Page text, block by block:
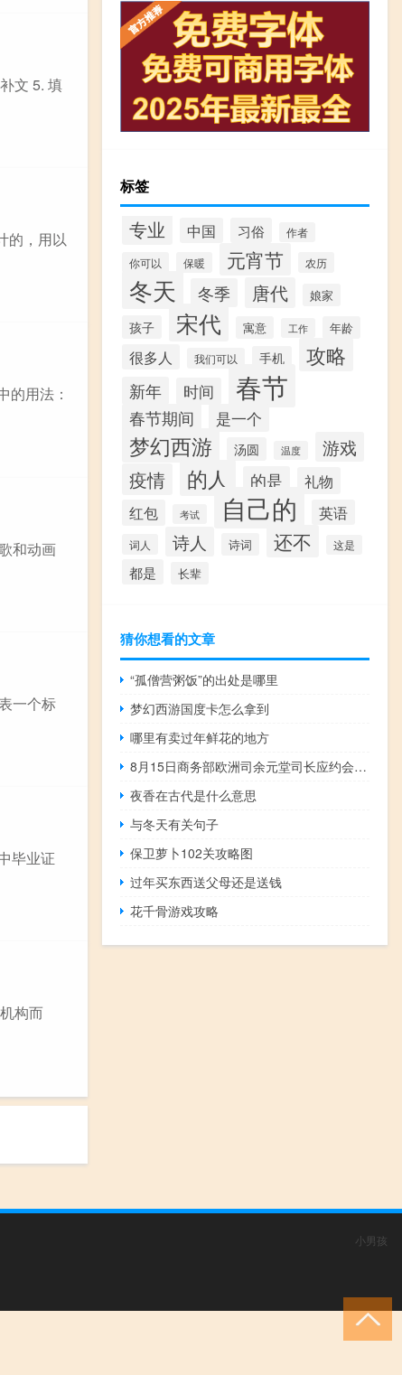
文 5. 填
的，用以
的用法：
和动画
一个标
毕业证
构而
标签
专业 中国 习俗 作者
你可以 保暖 元宵节 农历
冬天 冬季 唐代 娘家
孩子 宋代 寓意 工作 年龄
很多人 我们可以 手机 攻略
新年 时间 春节
春节期间 是一个
梦幻西游 汤圆 温度 游戏
疫情 的人 的是 礼物
红包 考试 自己的 英语
词人 诗人 诗词 还不 这是
都是 长辈
猜你想看的文章
“孤僧营粥饭”的出处是哪里
梦幻西游国度卡怎么拿到
哪里有卖过年鲜花的地方
8月15日商务部欧洲司余元堂司长应约会见荷兰皇家飞利浦公司副总裁全球政府及公共事务负责人杨威廉双方就飞利浦在华业务发展等情况进行交流
夜香在古代是什么意思
与冬天有关句子
保卫萝卜102关攻略图
过年买东西送父母还是送钱
花千骨游戏攻略
小男孩